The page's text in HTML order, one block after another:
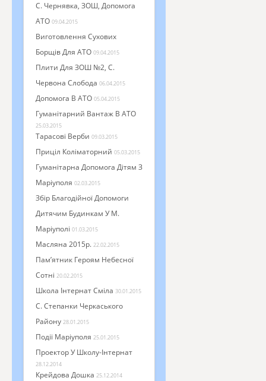
С. Чернявка, ЗОШ, Допомога
АТО 09.04.2015
Виготовлення Сухових
Борщів Для АТО 09.04.2015
Плити Для ЗОШ №2, С.
Червона Слобода 06.04.2015
Допомога В АТО 05.04.2015
Гуманітарний Вантаж В АТО
25.03.2015
Тарасові Верби 09.03.2015
Приціл Коліматорний 05.03.2015
Гуманітарна Допомога Дітям З
Маріуполя 02.03.2015
Збір Благодійної Допомоги
Дитячим Будинкам У М.
Маріуполі 01.03.2015
Масляна 2015р. 22.02.2015
Пам’ятник Героям Небесної
Сотні 20.02.2015
Школа Інтернат Сміла 30.01.2015
С. Степанки Черкаського
Району 28.01.2015
Події Маріуполя 25.01.2015
Проектор У Школу-Інтернат
28.12.2014
Крейдова Дошка 25.12.2014